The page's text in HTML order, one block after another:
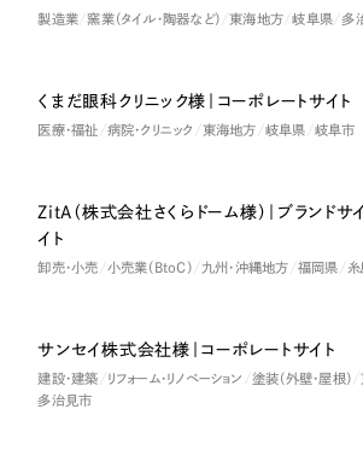
製造業 窯業（タイル・陶器など） 東海地方 岐阜県 多
くまだ眼科クリニック様｜コーポレートサイト
医療・福祉 病院・クリニック 東海地方 岐阜県 岐阜市
ZitA（株式会社さくらドーム様）｜ブランドサ
イト
卸売・小売 小売業（BtoC） 九州・沖縄地方 福岡県 糸
サンセイ株式会社様｜コーポレートサイト
建設・建築 リフォーム・リノベーション 塗装（外壁・屋根）
多治見市